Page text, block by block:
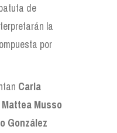
de
la
por
Carla
Mattea Musso
González